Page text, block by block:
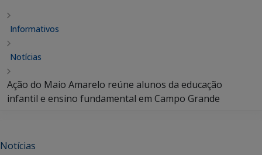
Informativos
Notícias
Ação do Maio Amarelo reúne alunos da educação
infantil e ensino fundamental em Campo Grande
Notícias